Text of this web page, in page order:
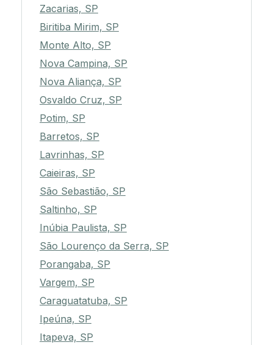
Zacarias, SP
Biritiba Mirim, SP
Monte Alto, SP
Nova Campina, SP
Nova Aliança, SP
Osvaldo Cruz, SP
Potim, SP
Barretos, SP
Lavrinhas, SP
Caieiras, SP
São Sebastião, SP
Saltinho, SP
Inúbia Paulista, SP
São Lourenço da Serra, SP
Porangaba, SP
Vargem, SP
Caraguatatuba, SP
Ipeúna, SP
Itapeva, SP